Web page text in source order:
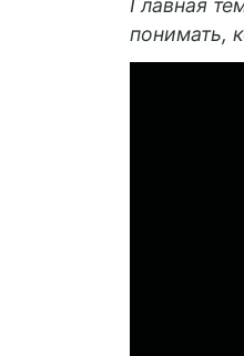
Главная
понимать,